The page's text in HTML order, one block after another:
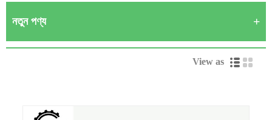
নতুন পণ্য
View as